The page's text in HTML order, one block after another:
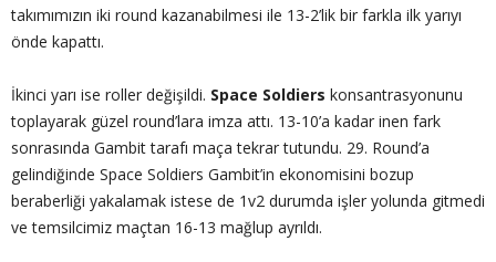
takımımızın iki round kazanabilmesi ile 13-2’lik bir farkla ilk yarıyı
önde kapattı.
İkinci yarı ise roller değişildi. Space Soldiers konsantrasyonunu
toplayarak güzel round’lara imza attı. 13-10’a kadar inen fark
sonrasında Gambit tarafı maça tekrar tutundu. 29. Round’a
gelindiğinde Space Soldiers Gambit’in ekonomisini bozup
beraberliği yakalamak istese de 1v2 durumda işler yolunda gitmedi
ve temsilcimiz maçtan 16-13 mağlup ayrıldı.